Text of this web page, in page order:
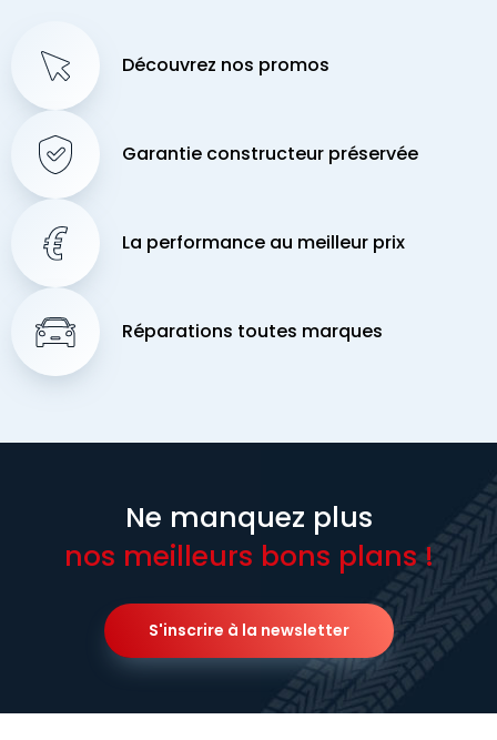
Découvrez nos promos
Garantie constructeur préservée
La performance au meilleur prix
Réparations toutes marques
Ne manquez plus
nos meilleurs bons plans !
S'inscrire à la newsletter